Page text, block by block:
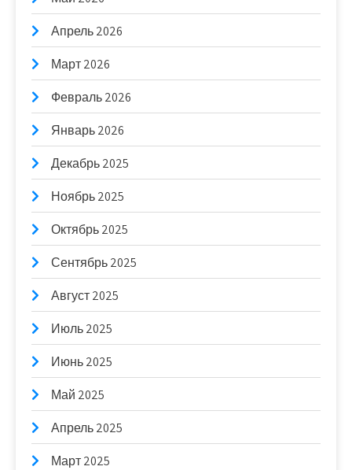
Апрель 2026
Март 2026
Февраль 2026
Январь 2026
Декабрь 2025
Ноябрь 2025
Октябрь 2025
Сентябрь 2025
Август 2025
Июль 2025
Июнь 2025
Май 2025
Апрель 2025
Март 2025